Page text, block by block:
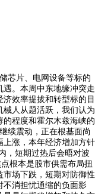
芯片、电网设备等标的
遇。本周中东地缘冲突走
效率提拔和转型标的目
人从题活跃，我们认为
程度和霍尔木兹海峡的
续震动，正在根基面尚
上涨，本年经济增加方针
，短期过热后会晤对波
根本是股市供需布局扭
场下跌，短期对防御性
不消担忧通缩的负面影